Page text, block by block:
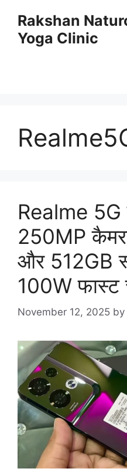
content
Rakshan
Yoga Clinic
Realme 5G
250MP
और 512GB
100W फास्ट
November 12, 2025 by